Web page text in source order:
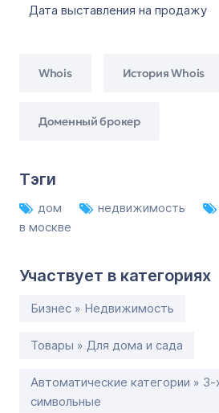
Дата выставления на продажу
Whois История Whois
Доменный брокер
Тэги
дом недвижимость
в москве
Участвует в категориях
Бизнес » Недвижимость
Товары » Для дома и сада
Автоматические категории » 3-
символьные